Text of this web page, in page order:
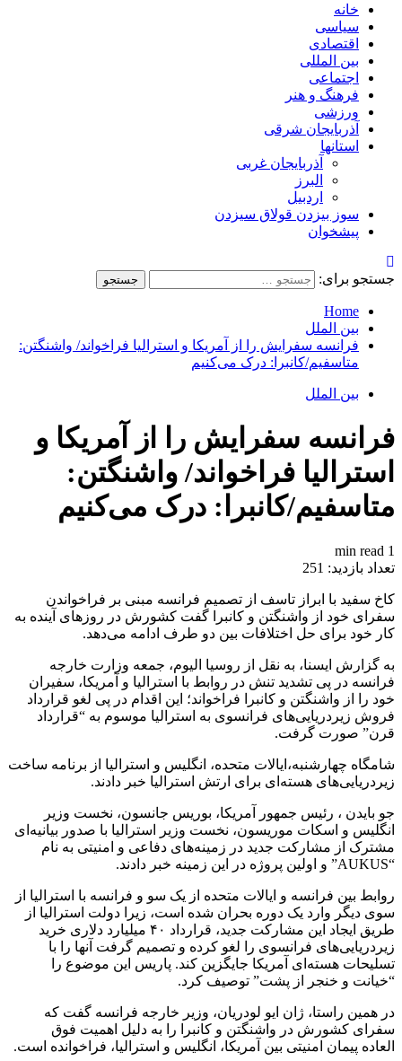
خانه
سیاسی
اقتصادی
بین المللی
اجتماعی
فرهنگ و هنر
ورزشی
آذربایجان شرقی
استانها
آذربایجان غربی
البرز
اردبیل
سوز بیزدن قولاق سیزدن
پیشخوان
جستجو برای:
Home
بین الملل
فرانسه سفرایش را از آمریکا و استرالیا فراخواند/ واشنگتن:
متاسفیم/کانبرا: درک می‌کنیم
بین الملل
فرانسه سفرایش را از آمریکا و
استرالیا فراخواند/ واشنگتن:
متاسفیم/کانبرا: درک می‌کنیم
1 min read
تعداد بازدید: 251
کاخ سفید با ابراز تاسف از تصمیم فرانسه مبنی بر فراخواندن
سفرای خود از واشنگتن و کانبرا گفت کشورش در روزهای آینده به
کار خود برای حل اختلافات بین دو طرف ادامه می‌دهد.
به گزارش ایسنا، به نقل از روسیا الیوم، جمعه وزارت خارجه
فرانسه در پی تشدید تنش در روابط با استرالیا و آمریکا، سفیران
خود را از واشنگتن و کانبرا فراخواند؛ این اقدام در پی لغو قرارداد
فروش زیردریایی‌های فرانسوی به استرالیا موسوم به “قرارداد
قرن” صورت گرفت.
شامگاه چهارشنبه،ایالات متحده، انگلیس و استرالیا از برنامه ساخت
زیردریایی‌های هسته‌ای برای ارتش استرالیا خبر دادند.
جو بایدن ، رئیس جمهور آمریکا، بوریس جانسون، نخست وزیر
انگلیس و اسکات موریسون، نخست وزیر استرالیا با صدور بیانیه‌ای
مشترک از مشارکت جدید در زمینه‌های دفاعی و امنیتی به نام
“AUKUS” و اولین پروژه در این زمینه خبر دادند.
روابط بین فرانسه و ایالات متحده از یک سو و فرانسه با استرالیا از
سوی دیگر وارد یک دوره بحران شده است، زیرا دولت استرالیا از
طریق ایجاد این مشارکت جدید، قرارداد ۴۰ میلیارد دلاری خرید
زیردریایی‌های فرانسوی را لغو کرده و تصمیم گرفت آنها را با
تسلیحات هسته‌ای آمریکا جایگزین کند. پاریس این موضوع را
“خیانت و خنجر از پشت” توصیف کرد.
در همین راستا، ژان ایو لودریان، وزیر خارجه فرانسه گفت که
سفرای کشورش در واشنگتن و کانبرا را به دلیل اهمیت فوق
العاده پیمان امنیتی بین آمریکا، انگلیس و استرالیا، فراخوانده است.